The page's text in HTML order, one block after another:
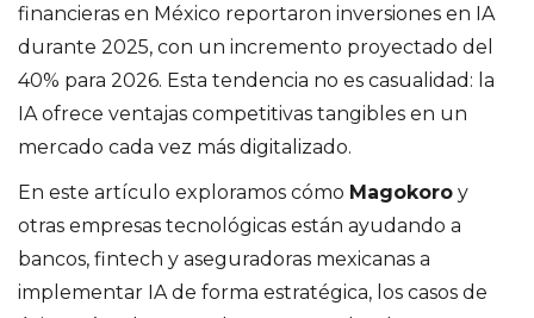
financieras en México reportaron inversiones en IA
durante 2025, con un incremento proyectado del
40% para 2026. Esta tendencia no es casualidad: la
IA ofrece ventajas competitivas tangibles en un
mercado cada vez más digitalizado.
En este artículo exploramos cómo Magokoro y
otras empresas tecnológicas están ayudando a
bancos, fintech y aseguradoras mexicanas a
implementar IA de forma estratégica, los casos de